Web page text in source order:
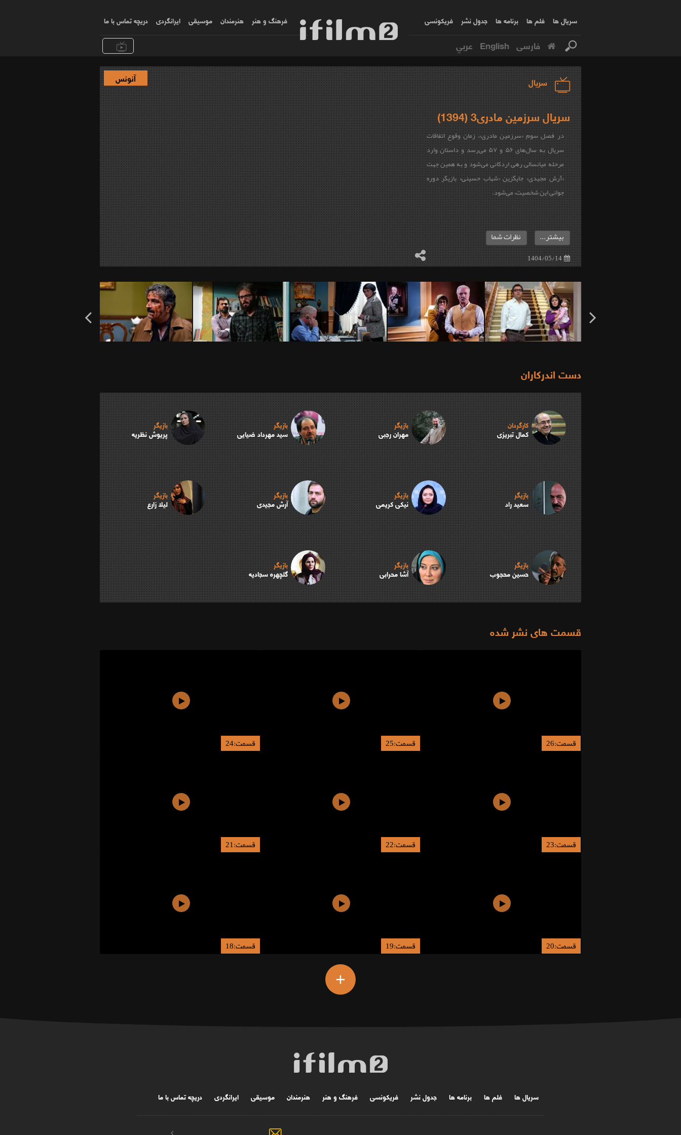
سریال ها فلم ها برنامه ها جدول نشر فریکونسی فرهنگ و هنر هنرمندان موسیقی ایرانگردی دریچه تماس با ما
فارسی English عربي
سریال
سریال سرزمین مادری3 (1394)
در فصل سوم «سرزمین مادری»، زمان وقوع اتفاقات
سریال به سال‌های ۵۶ و ۵۷ می‌رسد و داستان وارد
مرحله میانسالی رهی اردکانی می‌شود و به همین جهت
«آرش مجیدی» جایگزین «شهاب حسینی» بازیگر دوره
جوانی این شخصیت، می‌شود.
1404/05/14
بیشتر... نظرات شما
آنونس
دست اندرکاران
کارگردان
کمال تبریزی
بازیگر
مهران رجبی
بازیگر
سید مهرداد ضیایی
بازیگر
پریوش نظریه
بازیگر
سعید راد
بازیگر
نیکی کریمی
بازیگر
آرش مجیدی
بازیگر
لیلا زارع
بازیگر
حسین محجوب
بازیگر
آشا محرابی
بازیگر
گلچهره سجادیه
قسمت های نشر شده
قسمت:26 قسمت:25 قسمت:24
قسمت:23 قسمت:22 قسمت:21
قسمت:20 قسمت:19 قسمت:18
+
سریال ها فلم ها برنامه ها جدول نشر فریکونسی فرهنگ و هنر هنرمندان موسیقی ایرانگردی دریچه تماس با ما